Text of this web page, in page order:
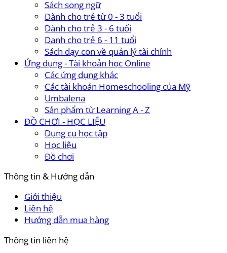
Sách song ngữ
Dành cho trẻ từ 0 - 3 tuổi
Dành cho trẻ 3 - 6 tuổi
Danh cho trẻ 6 - 11 tuổi
Sách dạy con về quản lý tài chính
Ứng dụng - Tài khoản học Online
Các ứng dụng khác
Các tài khoản Homeschooling của Mỹ
Umbalena
Sản phẩm từ Learning A - Z
ĐỒ CHƠI - HỌC LIỆU
Dụng cụ học tập
Học liệu
Đồ chơi
Thông tin & Hướng dẫn
Giới thiệu
Liên hệ
Hướng dẫn mua hàng
Thông tin liên hệ